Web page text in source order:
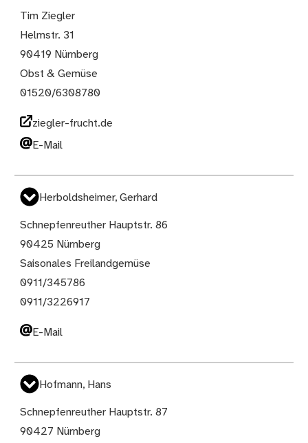
Tim Ziegler
Helmstr. 31
90419 Nürnberg
Obst & Gemüse
01520/6308780
ziegler-frucht.de
E-Mail
Herboldsheimer, Gerhard
Schnepfenreuther Hauptstr. 86
90425 Nürnberg
Saisonales Freilandgemüse
0911/345786
0911/3226917
E-Mail
Hofmann, Hans
Schnepfenreuther Hauptstr. 87
90427 Nürnberg